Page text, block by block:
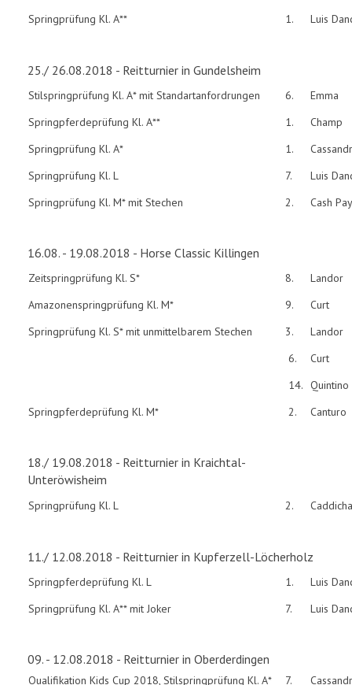
Springprüfung Kl. A** 1. Luis
25./ 26.08.2018 - Reitturnier in Gundelsheim
Stilspringprüfung Kl. A* mit Standartanfordrungen 6.
Emma
Springpferdeprüfung Kl. A**
1.
Champ
Springprüfung Kl. A*
1.
Springprüfung Kl. L
7.
Luis
Springprüfung Kl. M* mit Stechen
2. Cash
16.08. - 19.08.2018 - Horse Classic Killingen
Zeitspringprüfung Kl. S* 8.
Landor
Amazonenspringprüfung Kl. M*
9.
Curt
Springprüfung Kl. S* mit unmittelbarem Stechen
3.
Landor
6.
Curt
14. Quintino
Springpferdeprüfung Kl. M*
2. Canturo
18./ 19.08.2018 - Reitturnier in Kraichtal-
Unteröwisheim
Springprüfung Kl. L 2. Caddicha
11./ 12.08.2018 - Reitturnier in Kupferzell-Löcherholz
Springpferdeprüfung Kl. L 1.
Luis
Springprüfung Kl. A** mit Joker
7. Luis
09. - 12.08.2018 - Reitturnier in Oberderdingen
Qualifikation Kids Cup 2018, Stilspringprüfung Kl. A* 7.